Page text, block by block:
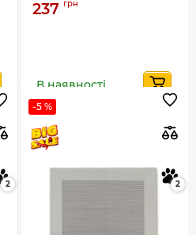
237 грн
В наявності
2
-5 %
2